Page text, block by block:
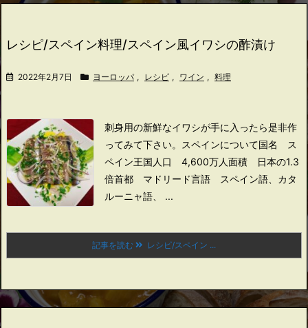
レシピ/スペイン料理/スペイン風イワシの酢漬け
2022年2月7日 ヨーロッパ , レシピ , ワイン , 料理
刺身用の新鮮なイワシが手に入ったら是非作
ってみて下さい。
スペインについて国名 ス
ペイン王国 人口 4,600万人面積 日本の1.3
倍首都 マドリード言語 スペイン語、カタ
ルーニャ語、 ...
記事を読む レシピ/スペイン ...